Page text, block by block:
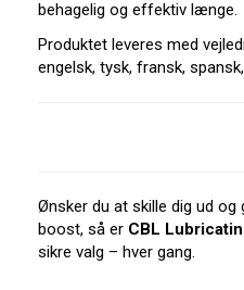
behagelig og effektiv længe.
Produktet leveres med
engelsk, tysk, fransk,
Ønsker du at skille dig ud og
boost, så er CBL
sikre valg – hver gang.